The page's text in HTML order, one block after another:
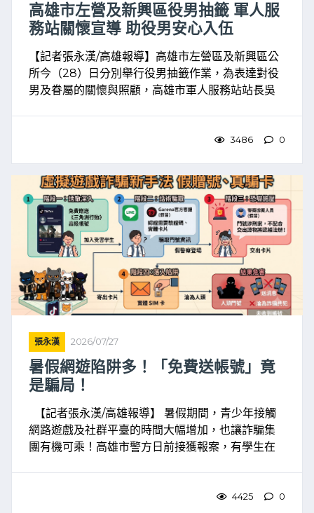
高雄市左營及新興區役男抽籤 軍人服
務站關懷宣導 助役男安心入伍
【記者張永漢/高雄報導】高雄市左營區及新興區公
所今（28）日分別舉行役男抽籤作業，為表達對役
男及眷屬的關懷與照顧，高雄市軍人服務站站長吳
3486 0
張永漢 2026/07/27
暑假網遊陷阱多！「免費送帳號」竟
是騙局！
【記者張永漢/高雄報導】 暑假期間，青少年接觸
網路遊戲及社群平臺的時間大幅增加，也讓詐騙集
團有機可乘！高雄市警方日前接獲報案，有學生在
4425 0